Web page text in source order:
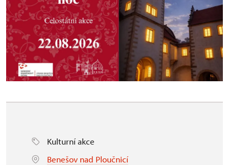
Kulturní akce
Benešov nad Ploučnicí